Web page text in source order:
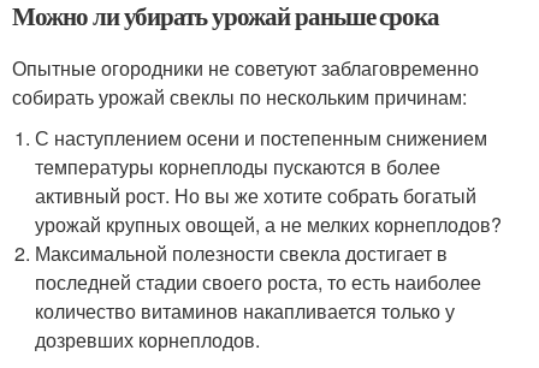
Можно ли убирать урожай раньше срока
Опытные огородники не советуют заблаговременно
собирать урожай свеклы по нескольким причинам:
С наступлением осени и постепенным снижением
температуры корнеплоды пускаются в более
активный рост. Но вы же хотите собрать богатый
урожай крупных овощей, а не мелких корнеплодов?
Максимальной полезности свекла достигает в
последней стадии своего роста, то есть наиболее
количество витаминов накапливается только у
дозревших корнеплодов.